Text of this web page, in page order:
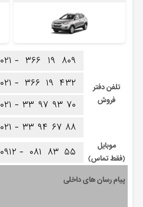
تلفن دفتر
فروش
۰۲۱ - ۳۶۶ ۱۹ ۸۰۹
۰۲۱ - ۳۶۶ ۱۹ ۴۳۲
۰۲۱ - ۳۳ ۹۷ ۹۳ ۷۰
۰۲۱ - ۳۳ ۹۴ ۶۷ ۸۸
موبایل
(فقط تماس)
۰۹۱۲ - ۰۸۱ ۸۳ ۵۵
پیام رسان های داخلی